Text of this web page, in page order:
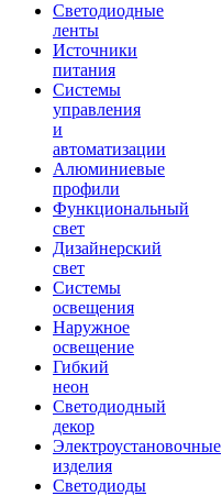
Светодиодные
ленты
Источники
питания
Системы
управления
и
автоматизации
Алюминиевые
профили
Функциональный
свет
Дизайнерский
свет
Системы
освещения
Наружное
освещение
Гибкий
неон
Светодиодный
декор
Электроустановочные
изделия
Светодиоды